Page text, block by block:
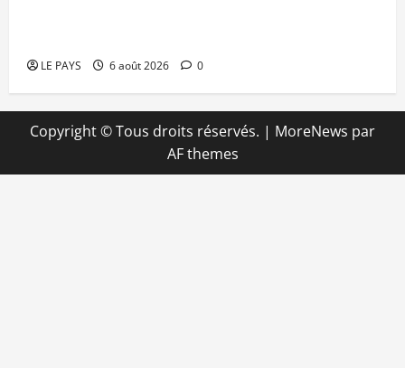
LE PAYS 6 août 2026 0
Copyright © Tous droits réservés. | MoreNews par
AF themes